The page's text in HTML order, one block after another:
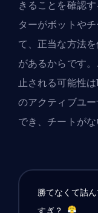
きることを確認
ターがボットや
て、正当な方法
があるからです
止される可能性
のアクティブユ
でき、チートが
勝てなくて詰